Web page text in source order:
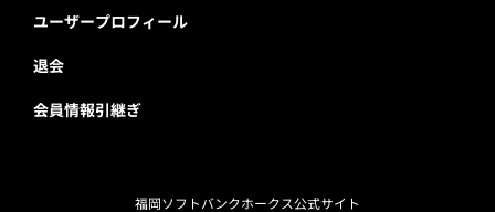
ユーザープロフィール
退会
会員情報引継ぎ
福岡ソフトバンクホークス公式サイト